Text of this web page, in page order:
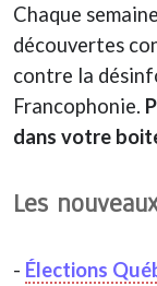
Chaque
découvertes
contre la
Francophonie.
dans votre
Les
­- Élections